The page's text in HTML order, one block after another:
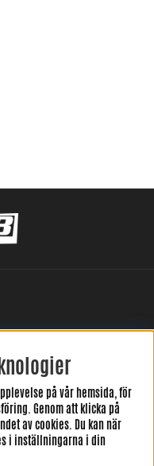
HÄR
på vår hemsida, för
Genom att klicka på
av cookies. Du kan när
i inställningarna i din